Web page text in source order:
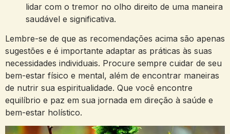
lidar com o ​tremor‍ no ‌olho ⁢direito ‍de⁣ uma maneira
saudável e ​significativa.
Lembre-se de que ⁢as recomendações acima são apenas
sugestões e é ‌importante adaptar as práticas às ​suas ​
necessidades individuais. Procure⁢ sempre cuidar de seu
bem-estar ‌físico e mental, além⁤ de encontrar maneiras
de nutrir sua espiritualidade. Que você encontre
equilíbrio e ⁤paz em sua jornada em direção​ à saúde e⁢
bem-estar ⁤holístico.